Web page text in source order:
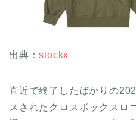
出典：stockx
直近で終了したばかりの
スされたクロスボックスロ